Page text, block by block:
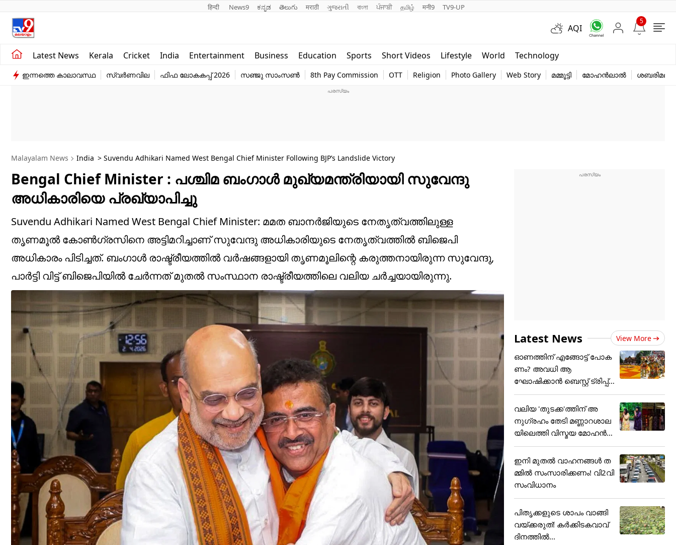
हिन्दी News9 ಕನ್ನಡ తెలుగు मराठी ગુજરાતી বাংলা ਪੰਜਾਬੀ தமிழ் मनी9 TV9-UP
AQI
5
Latest News Kerala Cricket India Entertainment Business Education Sports Short Videos Lifestyle World Technology
Kerala
India
Education
world
Web Story
ഇന്നത്തെ കാലാവസ്ഥ സ്വർണവില ഫിഫ ലോകകപ്പ് 2026 സഞ്ജു സാംസൺ 8th Pay Commission OTT Religion Photo Gallery Web Story മമ്മൂട്ടി മോഹൻലാൽ ശബരിമല
Malayalam News India > Suvendu Adhikari Named West Bengal Chief Minister Following BJP’s Landslide Victory
Bengal Chief Minister : പശ്ചിമ ബംഗാൾ മുഖ്യമന്ത്രിയായി സുവേന്ദു
അധികാരിയെ പ്രഖ്യാപിച്ചു
Suvendu Adhikari Named West Bengal Chief Minister: മമത ബാനർജിയുടെ നേതൃത്വത്തിലുള്ള
തൃണമൂൽ കോൺഗ്രസിനെ അട്ടിമറിച്ചാണ് സുവേന്ദു അധികാരിയുടെ നേതൃത്വത്തിൽ ബിജെപി
അധികാരം പിടിച്ചത്. ബംഗാൾ രാഷ്ട്രീയത്തിൽ വർഷങ്ങളായി തൃണമൂലിന്റെ കരുത്തനായിരുന്ന സുവേന്ദു,
പാർട്ടി വിട്ട് ബിജെപിയിൽ ചേർന്നത് മുതൽ സംസ്ഥാന രാഷ്ട്രീയത്തിലെ വലിയ ചർച്ചയായിരുന്നു.
Latest News View More
ഓണത്തിന് എങ്ങോട്ട് പോക
ണം? അവധി ആ
ഘോഷിക്കാൻ ബെസ്റ്റ് ട്രിപ്പ്
പ്ലാൻ
വലിയ 'തുടക്ക'ത്തിന് അ
നുഗ്രഹം തേടി മണ്ണാറശാല
യിലെത്തി വിസ്മയ മോഹൻ
ലാ
ഇനി മുതൽ വാഹനങ്ങൾ ത
മ്മിൽ സംസാരിക്കണം! വി2വി
സംവിധാനം
പിതൃക്കളുടെ ശാപം വാങ്ങി
വയ്ക്കരുത്! കർക്കിടകവാവ്
ദിനത്തിൽ...